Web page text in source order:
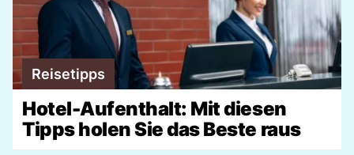
Reisetipps
Hotel-Aufenthalt: Mit diesen
Tipps holen Sie das Beste raus